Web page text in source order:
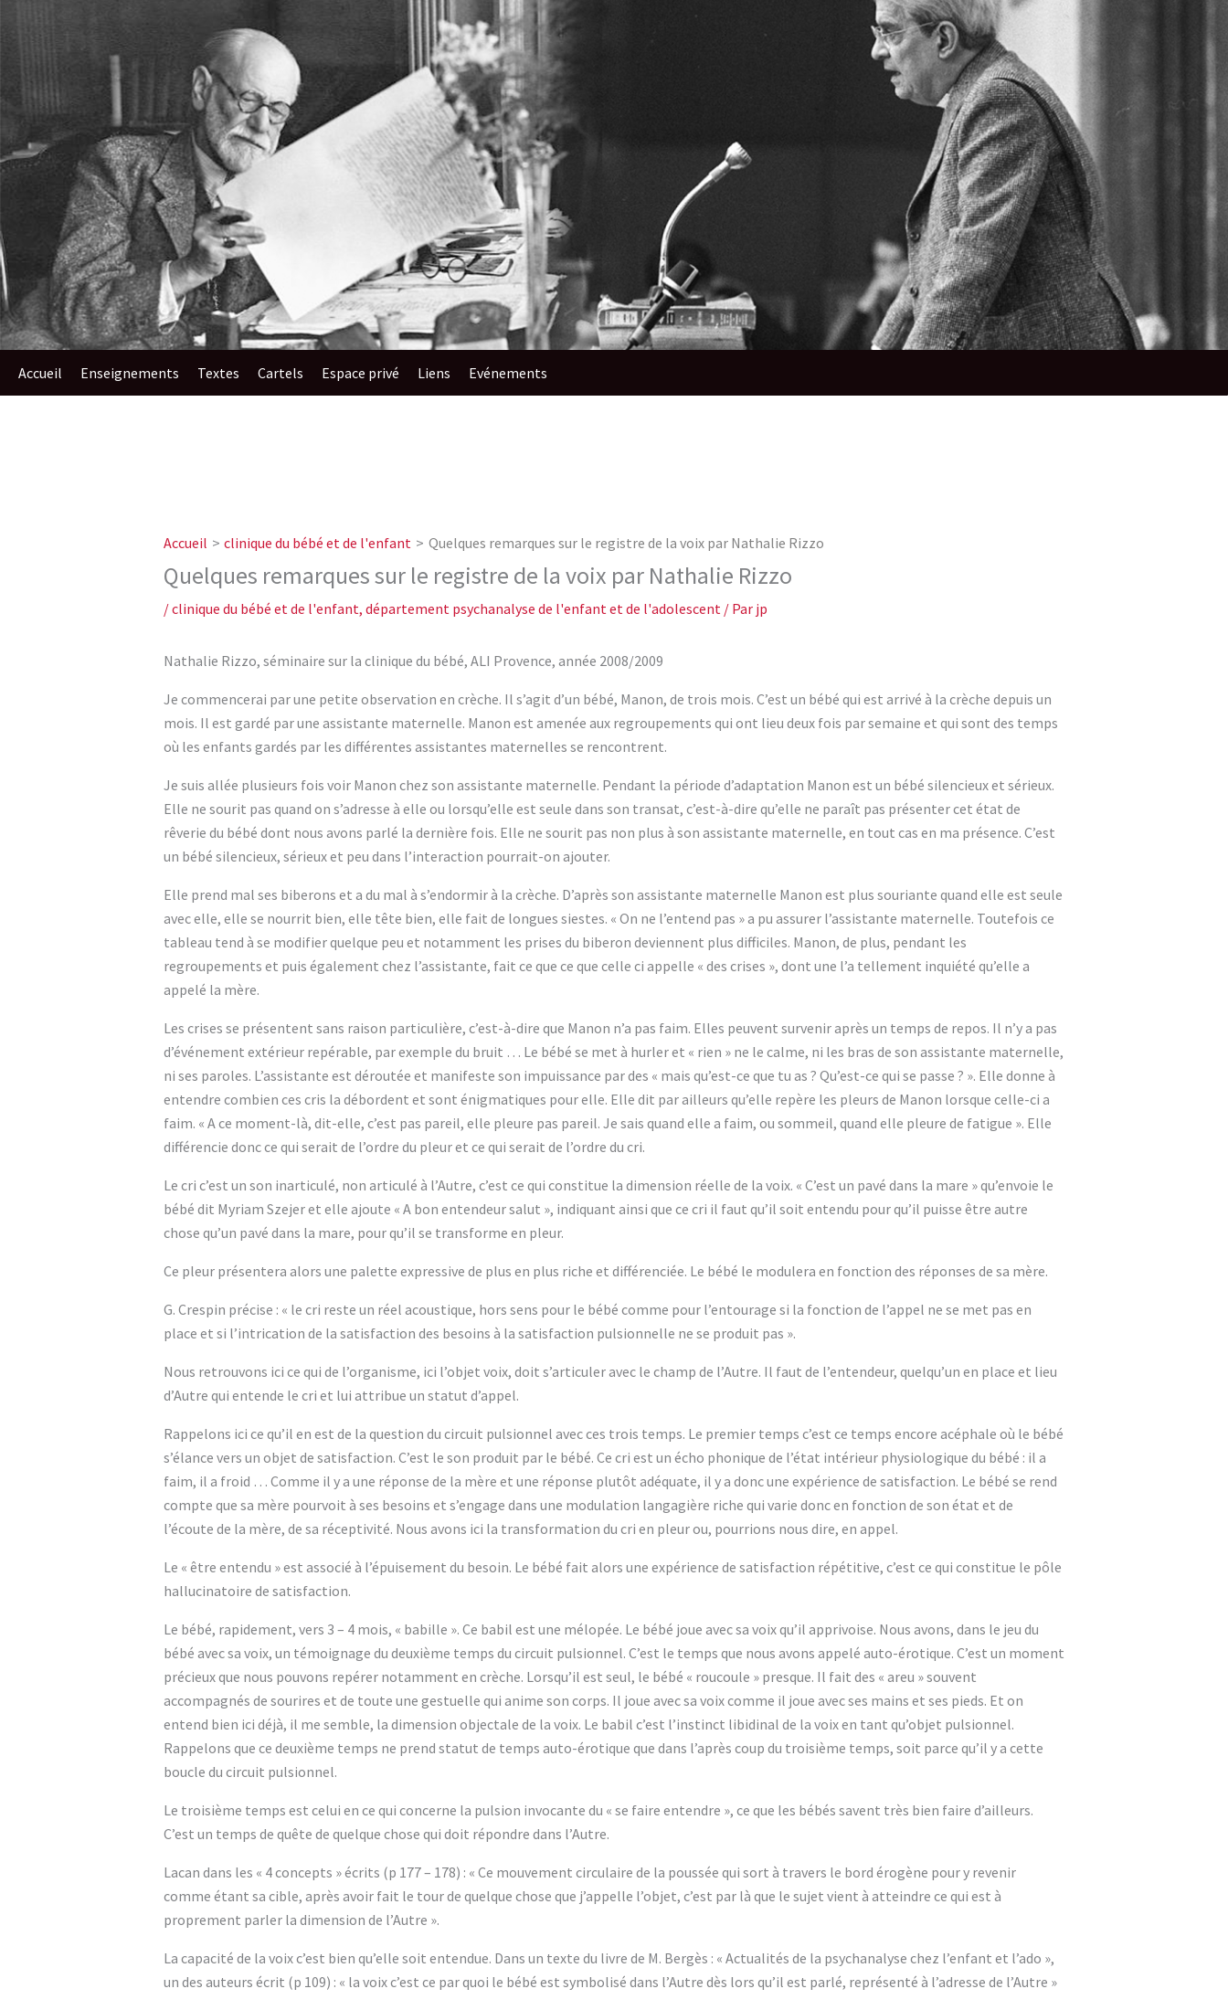
Accueil Enseignements​ Textes Cartels Espace privé Liens Evénements
Accueil clinique du bébé et de l'enfant Quelques remarques sur le registre de la voix par Nathalie Rizzo
Quelques remarques sur le registre de la voix par Nathalie Rizzo
/clinique du bébé et de l'enfant, département psychanalyse de l'enfant et de l'adolescent/ Par jp
Nathalie Rizzo, séminaire sur la clinique du bébé, ALI Provence, année 2008/2009
Je commencerai par une petite observation en crèche. Il s’agit d’un bébé, Manon, de trois mois. C’est un bébé qui est arrivé à la crèche depuis un
mois. Il est gardé par une assistante maternelle. Manon est amenée aux regroupements qui ont lieu deux fois par semaine et qui sont des temps
où les enfants gardés par les différentes assistantes maternelles se rencontrent.
Je suis allée plusieurs fois voir Manon chez son assistante maternelle. Pendant la période d’adaptation Manon est un bébé silencieux et sérieux.
Elle ne sourit pas quand on s’adresse à elle ou lorsqu’elle est seule dans son transat, c’est-à-dire qu’elle ne paraît pas présenter cet état de
rêverie du bébé dont nous avons parlé la dernière fois. Elle ne sourit pas non plus à son assistante maternelle, en tout cas en ma présence. C’est
un bébé silencieux, sérieux et peu dans l’interaction pourrait-on ajouter.
Elle prend mal ses biberons et a du mal à s’endormir à la crèche. D’après son assistante maternelle Manon est plus souriante quand elle est seule
avec elle, elle se nourrit bien, elle tête bien, elle fait de longues siestes. « On ne l’entend pas » a pu assurer l’assistante maternelle. Toutefois ce
tableau tend à se modifier quelque peu et notamment les prises du biberon deviennent plus difficiles. Manon, de plus, pendant les
regroupements et puis également chez l’assistante, fait ce que ce que celle ci appelle « des crises », dont une l’a tellement inquiété qu’elle a
appelé la mère.
Les crises se présentent sans raison particulière, c’est-à-dire que Manon n’a pas faim. Elles peuvent survenir après un temps de repos. Il n’y a pas
d’événement extérieur repérable, par exemple du bruit … Le bébé se met à hurler et « rien » ne le calme, ni les bras de son assistante maternelle,
ni ses paroles. L’assistante est déroutée et manifeste son impuissance par des « mais qu’est-ce que tu as ? Qu’est-ce qui se passe ? ». Elle donne à
entendre combien ces cris la débordent et sont énigmatiques pour elle. Elle dit par ailleurs qu’elle repère les pleurs de Manon lorsque celle-ci a
faim. « A ce moment-là, dit-elle, c’est pas pareil, elle pleure pas pareil. Je sais quand elle a faim, ou sommeil, quand elle pleure de fatigue ». Elle
différencie donc ce qui serait de l’ordre du pleur et ce qui serait de l’ordre du cri.
Le cri c’est un son inarticulé, non articulé à l’Autre, c’est ce qui constitue la dimension réelle de la voix. « C’est un pavé dans la mare » qu’envoie le
bébé dit Myriam Szejer et elle ajoute « A bon entendeur salut », indiquant ainsi que ce cri il faut qu’il soit entendu pour qu’il puisse être autre
chose qu’un pavé dans la mare, pour qu’il se transforme en pleur.
Ce pleur présentera alors une palette expressive de plus en plus riche et différenciée. Le bébé le modulera en fonction des réponses de sa mère.
G. Crespin précise : « le cri reste un réel acoustique, hors sens pour le bébé comme pour l’entourage si la fonction de l’appel ne se met pas en
place et si l’intrication de la satisfaction des besoins à la satisfaction pulsionnelle ne se produit pas ».
Nous retrouvons ici ce qui de l’organisme, ici l’objet voix, doit s’articuler avec le champ de l’Autre. Il faut de l’entendeur, quelqu’un en place et lieu
d’Autre qui entende le cri et lui attribue un statut d’appel.
Rappelons ici ce qu’il en est de la question du circuit pulsionnel avec ces trois temps. Le premier temps c’est ce temps encore acéphale où le bébé
s’élance vers un objet de satisfaction. C’est le son produit par le bébé. Ce cri est un écho phonique de l’état intérieur physiologique du bébé : il a
faim, il a froid … Comme il y a une réponse de la mère et une réponse plutôt adéquate, il y a donc une expérience de satisfaction. Le bébé se rend
compte que sa mère pourvoit à ses besoins et s’engage dans une modulation langagière riche qui varie donc en fonction de son état et de
l’écoute de la mère, de sa réceptivité. Nous avons ici la transformation du cri en pleur ou, pourrions nous dire, en appel.
Le « être entendu » est associé à l’épuisement du besoin. Le bébé fait alors une expérience de satisfaction répétitive, c’est ce qui constitue le pôle
hallucinatoire de satisfaction.
Le bébé, rapidement, vers 3 – 4 mois, « babille ». Ce babil est une mélopée. Le bébé joue avec sa voix qu’il apprivoise. Nous avons, dans le jeu du
bébé avec sa voix, un témoignage du deuxième temps du circuit pulsionnel. C’est le temps que nous avons appelé auto-érotique. C’est un moment
précieux que nous pouvons repérer notamment en crèche. Lorsqu’il est seul, le bébé « roucoule » presque. Il fait des « areu » souvent
accompagnés de sourires et de toute une gestuelle qui anime son corps. Il joue avec sa voix comme il joue avec ses mains et ses pieds. Et on
entend bien ici déjà, il me semble, la dimension objectale de la voix. Le babil c’est l’instinct libidinal de la voix en tant qu’objet pulsionnel.
Rappelons que ce deuxième temps ne prend statut de temps auto-érotique que dans l’après coup du troisième temps, soit parce qu’il y a cette
boucle du circuit pulsionnel.
Le troisième temps est celui en ce qui concerne la pulsion invocante du « se faire entendre », ce que les bébés savent très bien faire d’ailleurs.
C’est un temps de quête de quelque chose qui doit répondre dans l’Autre.
Lacan dans les « 4 concepts » écrits (p 177 – 178) : « Ce mouvement circulaire de la poussée qui sort à travers le bord érogène pour y revenir
comme étant sa cible, après avoir fait le tour de quelque chose que j’appelle l’objet, c’est par là que le sujet vient à atteindre ce qui est à
proprement parler la dimension de l’Autre ».
La capacité de la voix c’est bien qu’elle soit entendue. Dans un texte du livre de M. Bergès : « Actualités de la psychanalyse chez l’enfant et l’ado »,
un des auteurs écrit (p 109) : « la voix c’est ce par quoi le bébé est symbolisé dans l’Autre dès lors qu’il est parlé, représenté à l’adresse de l’Autre »